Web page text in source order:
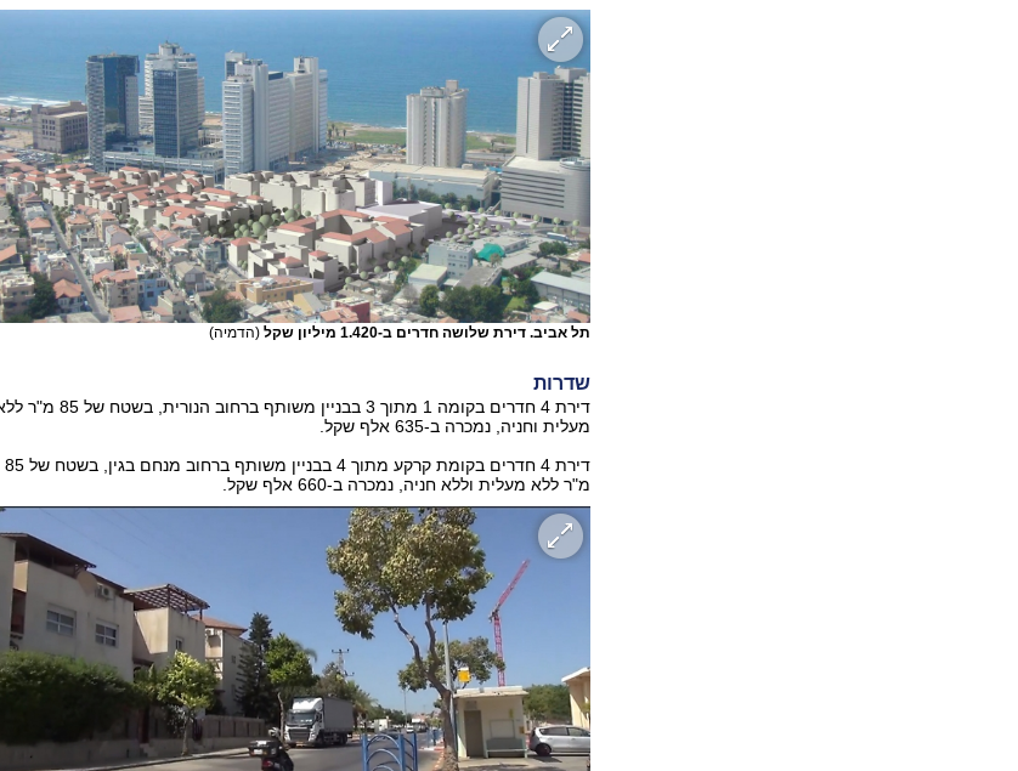
תל אביב. דירת שלושה חדרים ב-1.420 מיליון שקל (הדמיה)
שדרות
דירת 4 חדרים בקומה 1 מתוך 3 בבניין משותף ברחוב הנורית, בשטח של
מעלית וחניה, נמכרה ב-635 אלף שקל.
דירת 4 חדרים בקומת קרקע מתוך 4 בבניין משותף ברחוב מנחם בגין, בשטח של 85
מ"ר ללא מעלית וללא חניה, נמכרה ב-660 אלף שקל.